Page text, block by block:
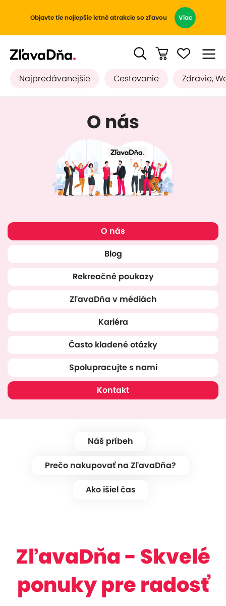
Objavte tie najlepšie letné atrakcie so zľavou Viac
Najpredávanejšie Cestovanie Zdravie,
O nás
O nás
Blog
Rekreačné poukazy
ZľavaDňa v médiách
Kariéra
Často kladené otázky
Spolupracujte s nami
Kontakt
Náš príbeh
Prečo nakupovať na ZľavaDňa?
Ako išiel čas
ZľavaDňa - Skvelé
ponuky pre radosť